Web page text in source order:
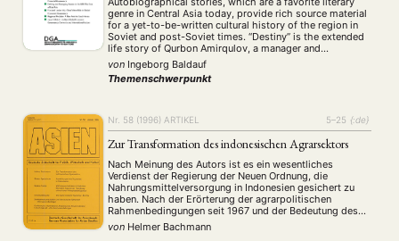
genre in Central Asia today, provide rich source material
for a yet-to-be-written cultural history of the region in
Soviet and post-Soviet times. “Destiny” is the extended
life story of Qurbon Amirqulov, a manager and
entrepreneur from the periphery of Uzbekistan who in
synopsis rates his lifetime struggles and …
von Ingeborg Baldauf
Themenschwerpunkt
Nr. 58 (1996) ARTIKEL 5–25 {:de}
Zur Transformation des indonesischen Agrarsektors
Nach Meinung des Autors ist es ein wesentliches
Verdienst der Regierung der Neuen Ordnung, die
Nahrungsmittelversorgung in Indonesien gesichert zu
haben. Nach der Erörterung der agrarpolitischen
Rahmenbedingungen seit 1967 und der Bedeutung des
Agrarsektors innerhalb der Volkswirtschaft Indonesiens
untersucht er den Transformationsprozeß im Agrarsektor
von Helmer Bachmann